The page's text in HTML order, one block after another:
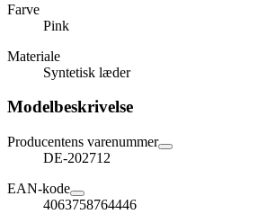
Farve
Pink
Materiale
Syntetisk læder
Modelbeskrivelse
Producentens varenummer
DE-202712
EAN-kode
4063758764446